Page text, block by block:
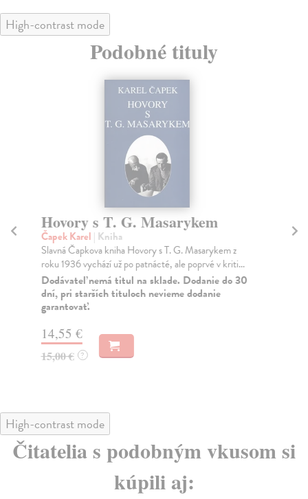
High-contrast mode
Podobné tituly
Hovory s T. G. Masarykem
Čapek Karel | Kniha
Slavná Čapkova kniha Hovory s T. G. Masarykem z
roku 1936 vychází už po patnácté, ale poprvé v kriti...
Dodávateľ nemá titul na sklade. Dodanie do 30
dní, pri starších tituloch nevieme dodanie
garantovať.
14,55 €
15,00 € ?
High-contrast mode
Čitatelia s podobným vkusom si
kúpili aj: